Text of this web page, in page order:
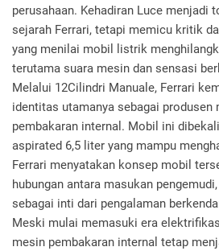
perusahaan. Kehadiran Luce menjadi
sejarah Ferrari, tetapi memicu kritik
yang menilai mobil listrik
terutama suara mesin dan sensasi
Melalui 12Cilindri Manuale, Ferrari
identitas utamanya sebagai
pembakaran internal. Mobil ini
aspirated 6,5 liter yang mampu
Ferrari menyatakan konsep mobil
hubungan antara masukan
sebagai inti dari pengalaman
Meski mulai memasuki era
mesin pembakaran internal tetap